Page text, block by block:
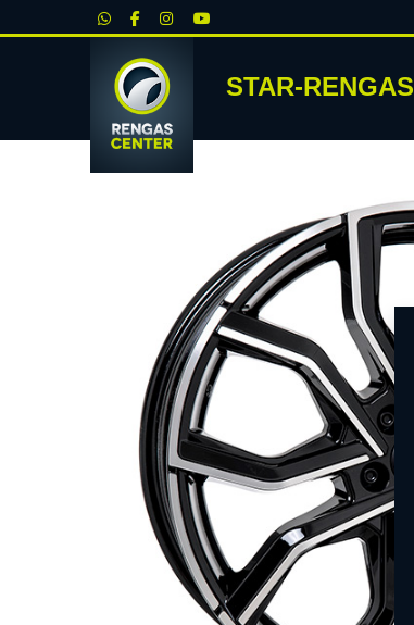
STAR-RENGAS